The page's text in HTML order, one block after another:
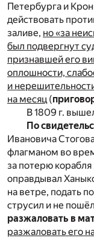
Петербурга и
действовать
заливе, но «за
был подвергнут
признавшей его
оплошности,
и
на месяц(
В 1809 г.
По
Ивановича
флагманом во
за потерю
оправдывал
на ветре, подать
струсил и не
разжаловать в
разжаловать его